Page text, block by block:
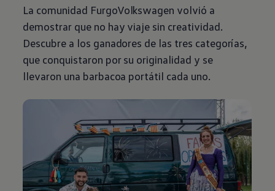
La comunidad FurgoVolkswagen volvió a
demostrar que no hay viaje sin creatividad.
Descubre a los ganadores de las tres categorías,
que conquistaron por su originalidad y se
llevaron una barbacoa portátil cada uno.